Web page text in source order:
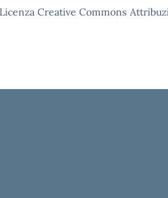
Creative Commons